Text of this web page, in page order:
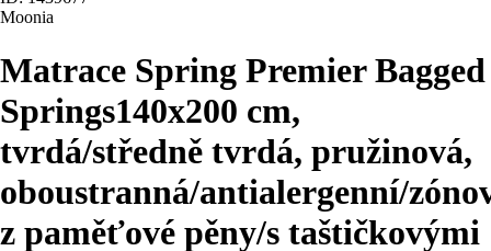
Moonia
Matrace Spring Premier Bagged
Springs140x200 cm,
tvrdá/středně tvrdá, pružinová,
oboustranná/antialergenní/
z paměťové pěny/s taštičkovými